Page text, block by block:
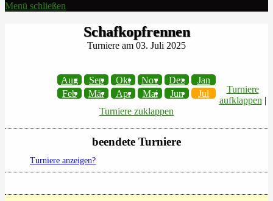
Menü schließen
Schafkopfrennen
Turniere am 03. Juli 2025
Aug Sep Okt Nov Dez
Jan
Feb
Mär Apr Mai Jun Jul
Turniere
aufklappen |
Turniere zuklappen
beendete Turniere
Turniere anzeigen?